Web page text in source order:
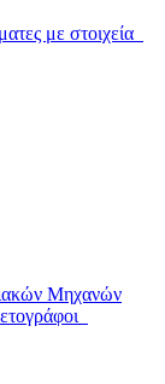
με στοιχεία
Μηχανών